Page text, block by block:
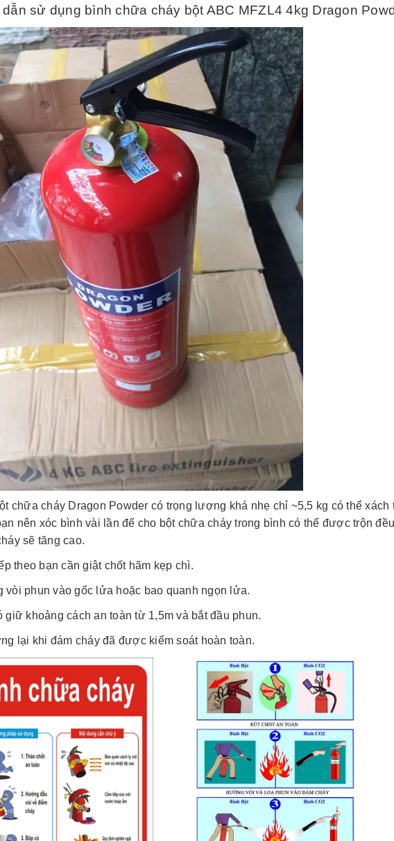
sử dụng bình chữa cháy bột ABC MFZL4 4kg Dragon
chữa cháy Dragon Powder có trọng lượng khá nhẹ chỉ ~5,5 kg có thể
nên xóc bình vài lần để cho bột chữa cháy trong bình có thể được trộn
sẽ tăng cao.
theo bạn cần giật chốt hãm kẹp chì.
vòi phun vào gốc lửa hoặc bao quanh ngọn lửa.
giữ khoảng cách an toàn từ 1,5m và bắt đầu phun.
lại khi đám cháy đã được kiểm soát hoàn toàn.